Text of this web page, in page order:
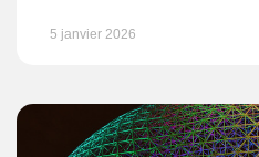
5 janvier 2026